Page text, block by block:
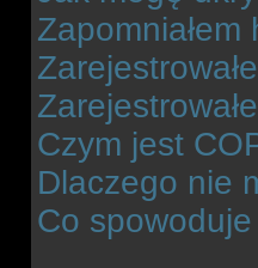
Zapomniałem
Czym jest
Dlaczego nie
Co